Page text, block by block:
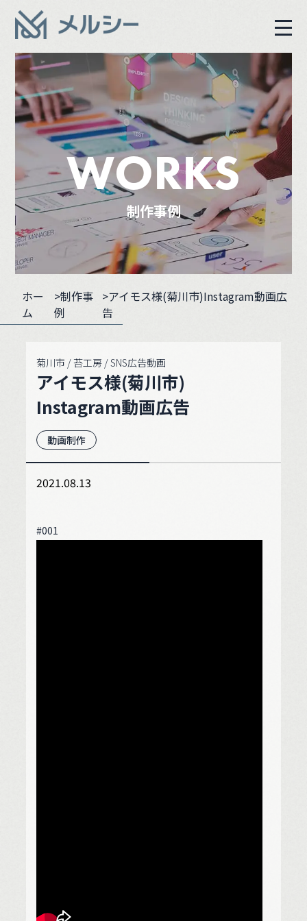
WORKS
制作事例
ホー
ム
>制作事
例
>アイモス様(菊川市)Instagram動画広
告
菊川市 / 苔工房 / SNS広告動画
アイモス様(菊川市)
Instagram動画広告
動画制作
2021.08.13
#001